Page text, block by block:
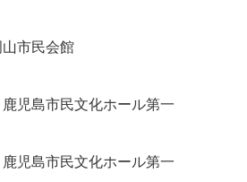
市民会館
児島市民文化ホール第一
児島市民文化ホール第一